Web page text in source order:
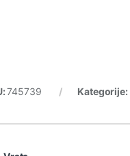
745739 Kategorije: